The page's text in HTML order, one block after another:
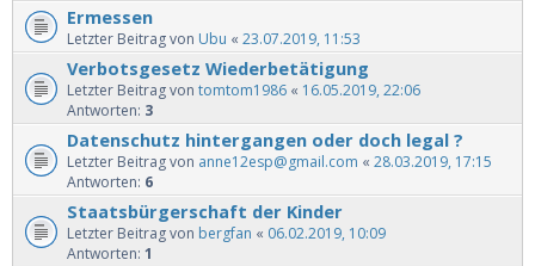
Ermessen
Letzter Beitrag von Ubu « 23.07.2019, 11:53
Verbotsgesetz Wiederbetätigung
Letzter Beitrag von tomtom1986 « 16.05.2019, 22:06
Antworten: 3
Datenschutz hintergangen oder doch legal ?
Letzter Beitrag von anne12esp@gmail.com « 28.03.2019, 17:15
Antworten: 6
Staatsbürgerschaft der Kinder
Letzter Beitrag von bergfan « 06.02.2019, 10:09
Antworten: 1